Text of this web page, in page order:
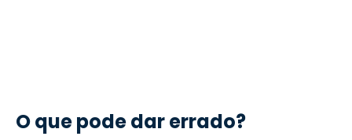
O que pode dar errado?